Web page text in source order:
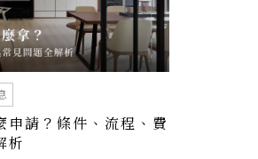
申請？條件、流程、費
析